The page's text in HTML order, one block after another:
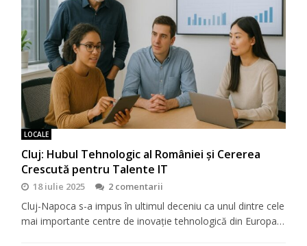
LOCALE
Cluj: Hubul Tehnologic al României și Cererea
Crescută pentru Talente IT
18 iulie 2025 2 comentarii
Cluj-Napoca s-a impus în ultimul deceniu ca unul dintre cele
mai importante centre de inovație tehnologică din Europa…